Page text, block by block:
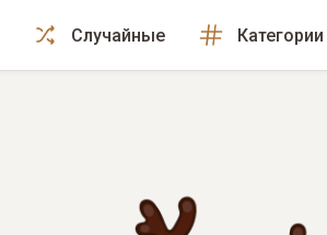
Случайные Категории